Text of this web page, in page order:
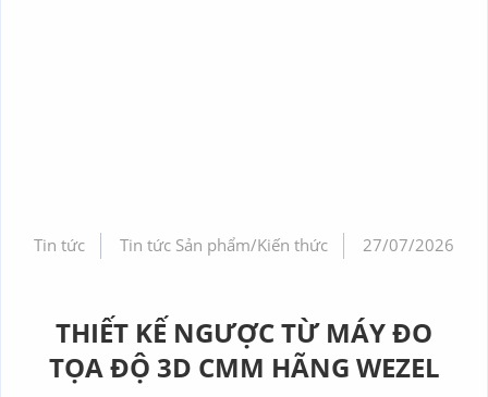
Tin tức Tin tức Sản phẩm/Kiến thức 27/07/2026
THIẾT KẾ NGƯỢC TỪ MÁY ĐO
TỌA ĐỘ 3D CMM HÃNG WEZEL